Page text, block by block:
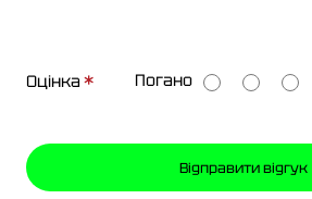
О
н
к
Оцінка Погано
Відправити відгук